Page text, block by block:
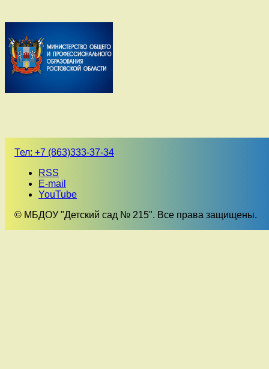
Тел: +7 (863)333-37-34
RSS
E-mail
YouTube
© МБДОУ "Детский сад № 215". Все права защищены.